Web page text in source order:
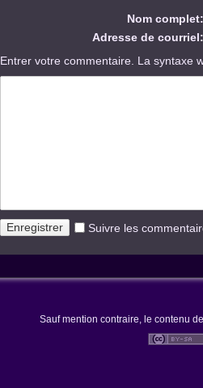
Nom complet:
Adresse de courriel:
Entrer votre commentaire. La syntaxe
Suivre les
Sauf mention contraire, le contenu